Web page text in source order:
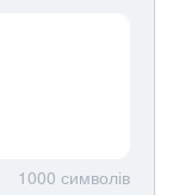
1000 символів